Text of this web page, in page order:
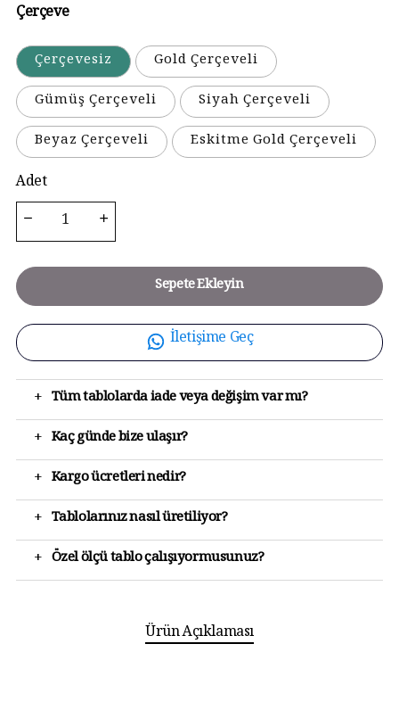
Çerçeve
Çerçevesiz
Gold Çerçeveli
Gümüş Çerçeveli
Siyah Çerçeveli
Beyaz Çerçeveli
Eskitme Gold Çerçeveli
Adet
Sepete Ekleyin
İletişime Geç
+ Tüm tablolarda iade veya değişim var mı?
+ Kaç günde bize ulaşır?
+ Kargo ücretleri nedir?
+ Tablolarınız nasıl üretiliyor?
+ Özel ölçü tablo çalışıyormusunuz?
Ürün Açıklaması